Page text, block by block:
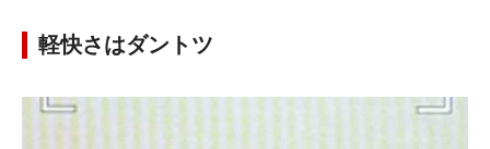
軽快さはダントツ